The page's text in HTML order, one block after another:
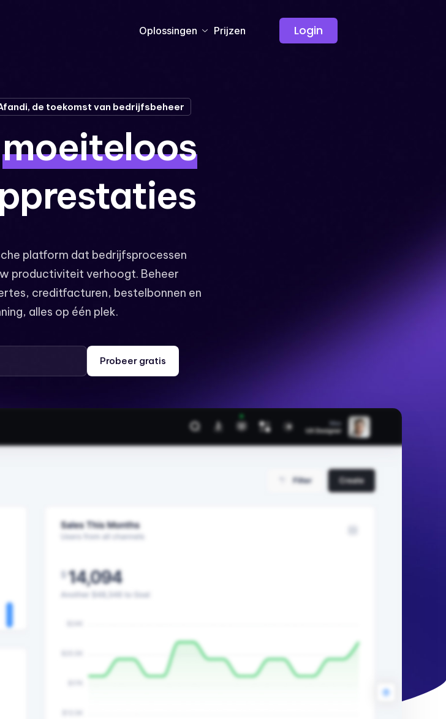
Oplossingen Prijzen Login
de toekomst van bedrijfsbeheer
moeiteloos
platform dat bedrijfsprocessen
productiviteit verhoogt. Beheer
creditfacturen, bestelbonnen en
alles op één plek.